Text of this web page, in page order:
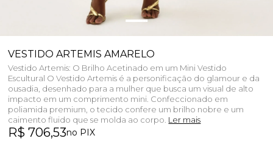
VESTIDO ARTEMIS AMARELO
Vestido Artemis: O Brilho Acetinado em um Mini Vestido
Escultural O Vestido Artemis é a personificação do glamour e da
ousadia, desenhado para a mulher que busca um visual de alto
impacto em um comprimento mini. Confeccionado em
poliamida premium, o tecido confere um brilho nobre e um
caimento fluido que se molda ao corpo. Ler mais
R$ 706,53no PIX